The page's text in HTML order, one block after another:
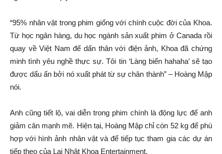
“95% nhân vật trong phim giống với chính cuộc đời của Khoa.
Từ học ngân hàng, du học ngành sản xuất phim ở Canada rồi
quay về Việt Nam để dấn thân với điện ảnh, Khoa đã chứng
minh tình yêu nghề thực sự. Tôi tin ‘Làng biển hahaha’ sẽ tạo
được dấu ấn bởi nó xuất phát từ sự chân thành” – Hoàng Mập
nói.
Anh cũng tiết lộ, vai diễn trong phim chính là động lực để anh
giảm cân mạnh mẽ. Hiện tại, Hoàng Mập chỉ còn 52 kg để phù
hợp với hình ảnh nhân vật và để tiếp tục tham gia các dự án
tiếp theo của Lại Nhật Khoa Entertainment.